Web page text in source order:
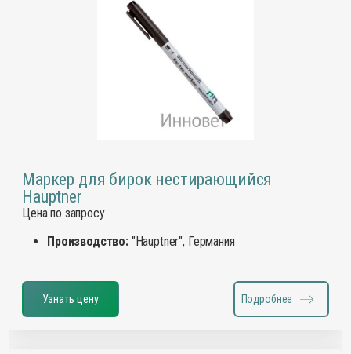
Маркер для бирок нестирающийся
Hauptner
Цена по запросу
Производство:"Hauptner", Германия
Узнать цену Подробнее